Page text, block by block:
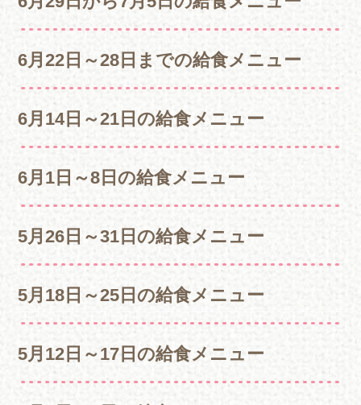
6月22日～28日までの給食メニュー
6月14日～21日の給食メニュー
6月1日～8日の給食メニュー
5月26日～31日の給食メニュー
5月18日～25日の給食メニュー
5月12日～17日の給食メニュー